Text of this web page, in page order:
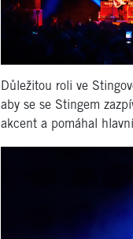
Důležitou roli ve
aby se se Stingem
akcent a pomáhal